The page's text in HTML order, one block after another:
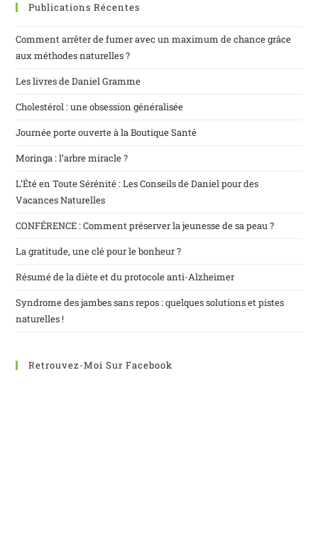
Publications Récentes
Comment arrêter de fumer avec un maximum de chance grâce
aux méthodes naturelles ?
Les livres de Daniel Gramme
Cholestérol : une obsession généralisée
Journée porte ouverte à la Boutique Santé
Moringa : l’arbre miracle ?
L’Été en Toute Sérénité : Les Conseils de Daniel pour des
Vacances Naturelles
CONFÉRENCE : Comment préserver la jeunesse de sa peau ?
La gratitude, une clé pour le bonheur ?
Résumé de la diète et du protocole anti-Alzheimer
Syndrome des jambes sans repos : quelques solutions et pistes
naturelles !
Retrouvez-Moi Sur Facebook